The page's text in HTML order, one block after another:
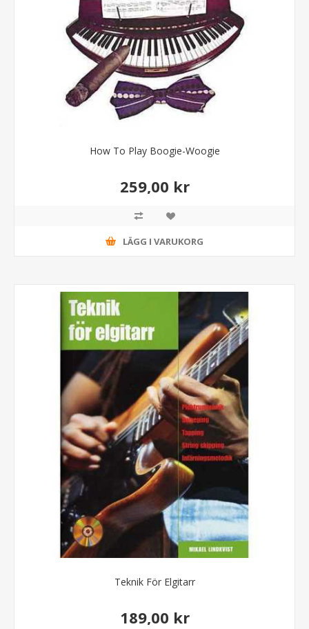
How To Play Boogie-Woogie
259,00 kr
LÄGG I VARUKORG
Teknik För Elgitarr
189,00 kr